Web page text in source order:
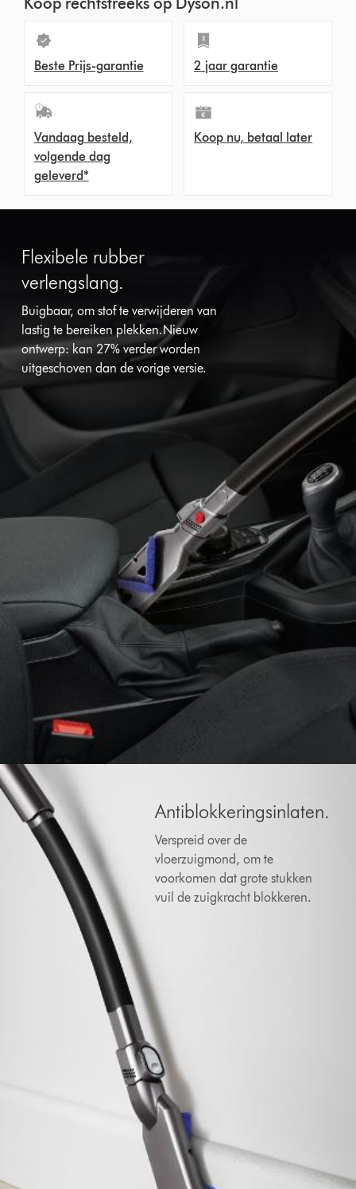
Beste Prijs-garantie 2 jaar garantie
Vandaag besteld,
volgende dag
geleverd*
Koop nu, betaal later
Flexibele rubber
verlengslang.
Buigbaar, om stof te verwijderen van
lastig te bereiken plekken.Nieuw
ontwerp: kan 27% verder worden
uitgeschoven dan de vorige versie.
Antiblokkeringsinlaten.
Verspreid over de
vloerzuigmond, om te
voorkomen dat grote stukken
vuil de zuigkracht blokkeren.